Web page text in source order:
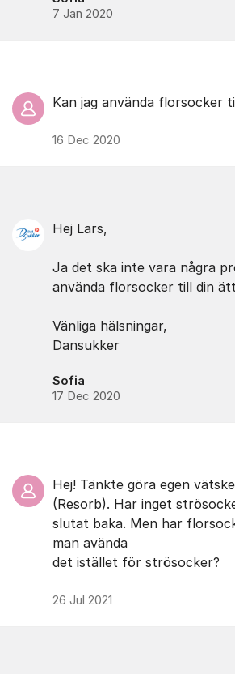
7 Jan 2020
Kan jag använda florsocker
16 Dec 2020
Hej Lars,
Ja det ska inte vara några
använda florsocker till din
Vänliga hälsningar,
Dansukker
Sofia
17 Dec 2020
Hej! Tänkte göra egen
(Resorb). Har inget
slutat baka. Men har
man avända
det istället för strösocker?
26 Jul 2021